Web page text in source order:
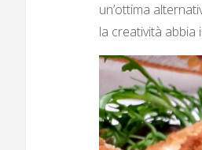
un’ottima
la creatività abbia